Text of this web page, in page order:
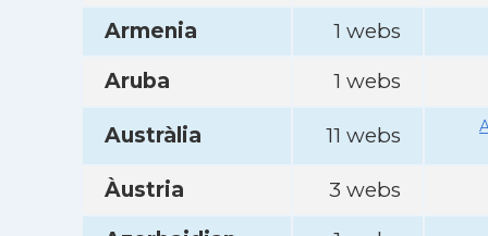
Armenia
1 webs
Aruba
1 webs
Austràlia 11 webs
Àustria
3 webs